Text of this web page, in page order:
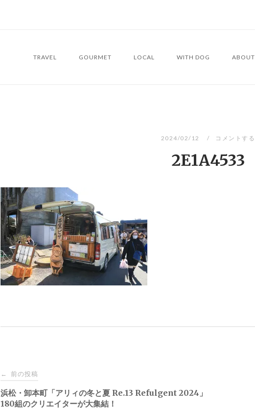
TRAVEL GOURMET LOCAL WITH DOG ABOUT
2024/02/12 コメントする
2E1A4533
投
稿
← 前の投稿
浜松・卸本町「アリィの冬と夏 Re.13 Refulgent 2024」
180組のクリエイターが大集結！